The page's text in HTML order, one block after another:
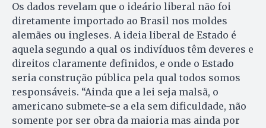
Os dados revelam que o ideário liberal não foi
diretamente importado ao Brasil nos moldes
alemães ou ingleses. A ideia liberal de Estado é
aquela segundo a qual os indivíduos têm deveres e
direitos claramente definidos, e onde o Estado
seria construção pública pela qual todos somos
responsáveis. “Ainda que a lei seja malsã, o
americano submete-se a ela sem dificuldade, não
somente por ser obra da maioria mas ainda por